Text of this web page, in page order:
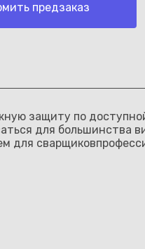
предзаказ
защиту по
для большинства
для